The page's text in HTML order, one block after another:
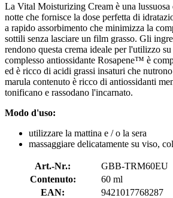
La Vital Moisturizing Cream è una lussuosa
notte che fornisce la dose perfetta di
a rapido assorbimento che minimizza la
sottili senza lasciare un film grasso. Gli
rendono questa crema ideale per l'utilizzo
complesso antiossidante Rosapene™ è
ed è ricco di acidi grassi insaturi che
marula contenuto è ricco di antiossidanti
tonificano e rassodano l'incarnato.
Modo d'uso:
utilizzare la mattina e / o la sera
massaggiare delicatamente su viso,
Art.-Nr.:
GBB-TRM60EU
Contenuto:
60 ml
EAN:
9421017768287